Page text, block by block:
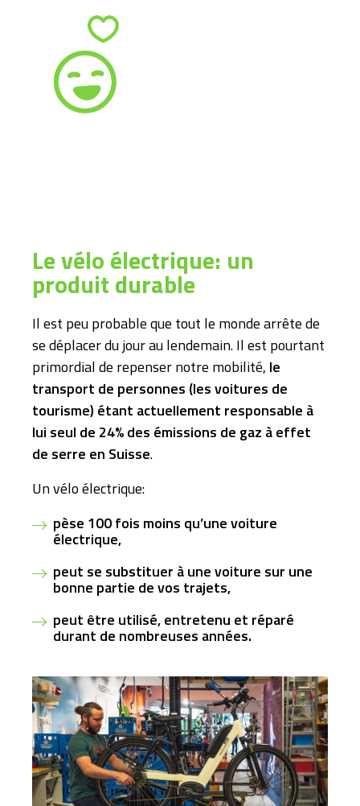
Le vélo électrique: un
produit durable
Il est peu probable que tout le monde arrête de
se déplacer du jour au lendemain. Il est pourtant
primordial de repenser notre mobilité, le
transport de personnes (les voitures de
tourisme) étant actuellement responsable à
lui seul de 24% des émissions de gaz à effet
de serre en Suisse.
Un vélo électrique:
pèse 100 fois moins qu’une voiture
électrique,
peut se substituer à une voiture sur une
bonne partie de vos trajets,
peut être utilisé, entretenu et réparé
durant de nombreuses années.